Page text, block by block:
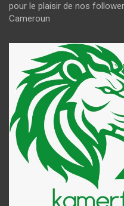
pour le plaisir de nos
Cameroun